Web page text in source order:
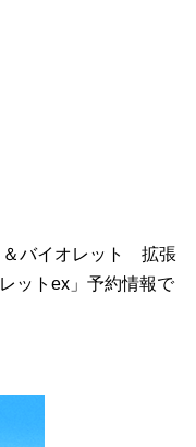
＆バイオレット 拡張
ットex」予約情報で